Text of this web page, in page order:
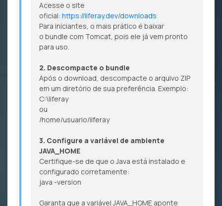
Acesse o site
oficial: https://liferay.dev/downloads
Para iniciantes, o mais prático é baixar
o bundle com Tomcat, pois ele já vem pronto
para uso.
2. Descompacte o bundle
Após o download, descompacte o arquivo ZIP
em um diretório de sua preferência. Exemplo:
C:\liferay
ou
/home/usuario/liferay
3. Configure a variável de ambiente
JAVA_HOME
Certifique-se de que o Java está instalado e
configurado corretamente:
java -version
Garanta que a variável JAVA_HOME aponte